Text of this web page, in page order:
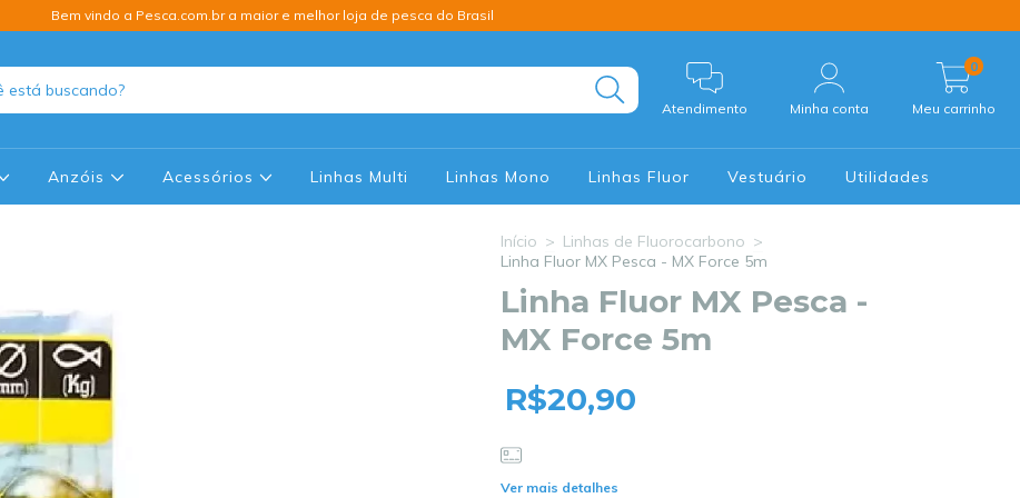
Bem vindo a Pesca.com.br a maior e melhor loja de pesca do Brasil
Atendimento Minha conta Meu carrinho
0
Anzóis Acessórios Linhas Multi Linhas Mono Linhas Fluor Vestuário Utilidades
Início > Linhas de Fluorocarbono >
Linha Fluor MX Pesca - MX Force 5m
Linha Fluor MX Pesca -
MX Force 5m
R$20,90
Ver mais detalhes